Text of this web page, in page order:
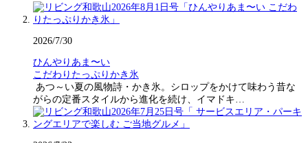
2026/7/30
ひんやりあま〜い
こだわりたっぷりかき氷
あつ～い夏の風物詩・かき氷。シロップをかけて味わう昔な
がらの定番スタイルから進化を続け、イマドキ…